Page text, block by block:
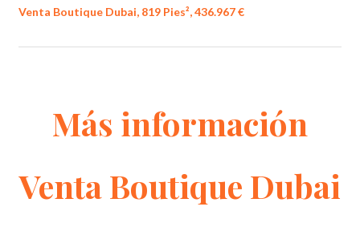
Venta Boutique Dubai, 819 Pies², 436.967 €
Más información
Venta Boutique Dubai